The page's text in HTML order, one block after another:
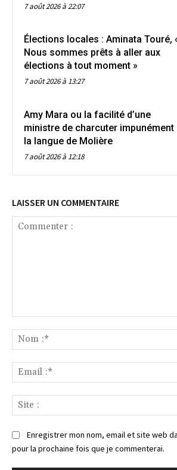
7 août 2026 à 22:07
Élections locales : Aminata Touré,
Nous sommes prêts à aller aux
élections à tout moment »
7 août 2026 à 13:27
Amy Mara ou la facilité d’une
ministre de charcuter impunément
la langue de Molière
7 août 2026 à 12:18
LAISSER UN COMMENTAIRE
Enregistrer mon nom, email et site web
pour la prochaine fois que je commenterai.